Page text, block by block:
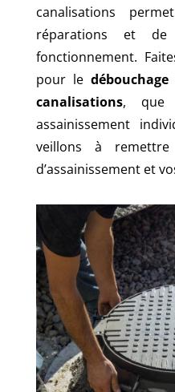
canalisations
réparations et
fonctionnement.
pour le débouchage
canalisations, que
assainissement
veillons à
d’assainissement et